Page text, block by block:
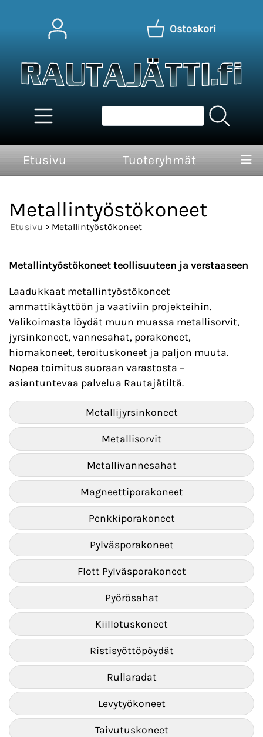
Ostoskori
Etusivu Tuoteryhmät
Metallintyöstökoneet
Etusivu > Metallintyöstökoneet
Metallintyöstökoneet teollisuuteen ja verstaaseen
Laadukkaat metallintyöstökoneet
ammattikäyttöön ja vaativiin projekteihin.
Valikoimasta löydät muun muassa metallisorvit,
jyrsinkoneet, vannesahat, porakoneet,
hiomakoneet, teroituskoneet ja paljon muuta.
Nopea toimitus suoraan varastosta –
asiantuntevaa palvelua Rautajätiltä.
Metallijyrsinkoneet
Metallisorvit
Metallivannesahat
Magneettiporakoneet
Penkkiporakoneet
Pylväsporakoneet
Flott Pylväsporakoneet
Pyörösahat
Kiillotuskoneet
Ristisyöttöpöydät
Rullaradat
Levytyökoneet
Taivutuskoneet